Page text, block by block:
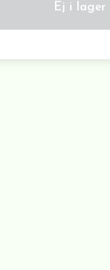
Ej i lager